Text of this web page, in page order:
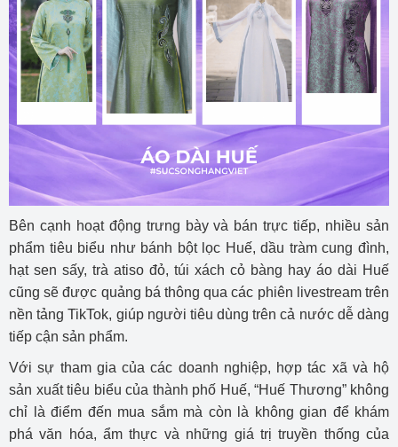
Bên cạnh hoạt động trưng bày và bán trực tiếp, nhiều sản
phẩm tiêu biểu như bánh bột lọc Huế, dầu tràm cung đình,
hạt sen sấy, trà atiso đỏ, túi xách cỏ bàng hay áo dài Huế
cũng sẽ được quảng bá thông qua các phiên livestream trên
nền tảng TikTok, giúp người tiêu dùng trên cả nước dễ dàng
tiếp cận sản phẩm.
Với sự tham gia của các doanh nghiệp, hợp tác xã và hộ
sản xuất tiêu biểu của thành phố Huế, “Huế Thương” không
chỉ là điểm đến mua sắm mà còn là không gian để khám
phá văn hóa, ẩm thực và những giá trị truyền thống của